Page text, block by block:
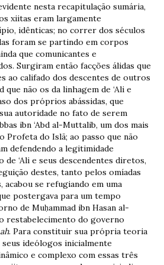
nesta recapitulação sumária,
xiitas eram largamente
idênticas; no correr dos séculos
foram se partindo em corpos
que comunicantes e
Surgiram então facções álidas que
ao califado dos descentes de outros
que não os da linhagem de ‘Ali e
dos próprios abássidas, que
autoridade no fato de serem
ibn ‘Abd al-Muttalib, um dos mais
Profeta do Islã; ao passo que não
defendendo a legitimidade
‘Ali e seus descendentes diretos,
destes, tanto pelos omíadas
acabou se refugiando em uma
postergava para um tempo
de Muḥammad ibn Hasan al-
restabelecimento do governo
. Para constituir sua própria teoria
seus ideólogos inicialmente
e complexo com essas três